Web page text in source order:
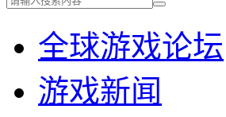
全球游戏论坛
游戏新闻